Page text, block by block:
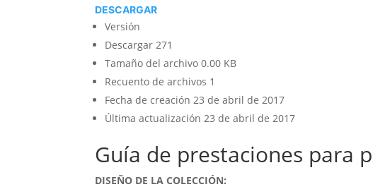
DESCARGAR
Versión
Descargar271
Tamaño del archivo0.00 KB
Recuento de archivos 1
Fecha de creación23 de abril de 2017
Última actualización23 de abril de 2017
Guía de prestaciones para
DISEÑO DE LA COLECCIÓN: